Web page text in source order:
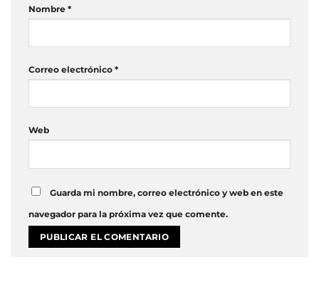
Nombre *
Correo electrónico *
Web
Guarda mi nombre, correo electrónico y web en este
navegador para la próxima vez que comente.